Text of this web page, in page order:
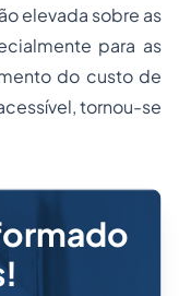
elevada sobre as
para as
do custo de
tornou-se